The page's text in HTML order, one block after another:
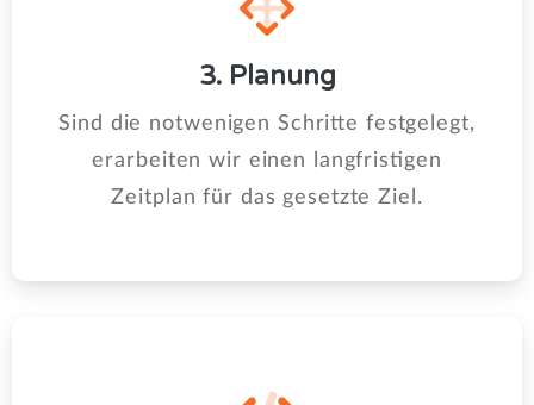
3. Planung
Sind die notwenigen Schritte festgelegt,
erarbeiten wir einen langfristigen
Zeitplan für das gesetzte Ziel.